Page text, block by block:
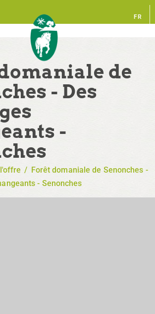
FR
de
- Des
-
/ Forêt domaniale de Senonches -
- Senonches